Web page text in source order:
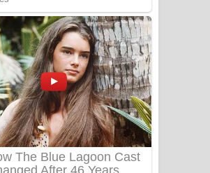
ලංවීලා ගීතයේ පද පෙළ
Ala purannata Song Lyrics - ආල
පුරන්නට ගීතයේ පද පෙළ
FEVER DREAM Lyrics - Alex Warren
BTS : Hooligan Lyrics